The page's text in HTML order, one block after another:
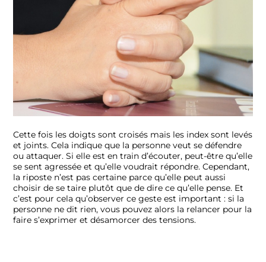
Cette fois les doigts sont croisés mais les index sont levés
et joints. Cela indique que la personne veut se défendre
ou attaquer. Si elle est en train d’écouter, peut-être qu’elle
se sent agressée et qu’elle voudrait répondre. Cependant,
la riposte n’est pas certaine parce qu’elle peut aussi
choisir de se taire plutôt que de dire ce qu’elle pense. Et
c’est pour cela qu’observer ce geste est important : si la
personne ne dit rien, vous pouvez alors la relancer pour la
faire s’exprimer et désamorcer des tensions.